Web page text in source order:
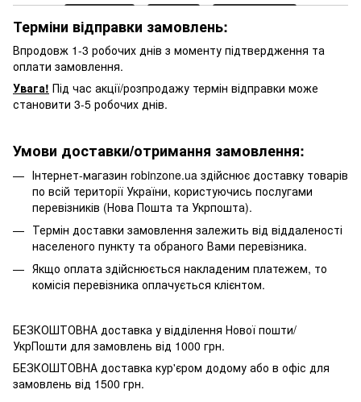
Терміни відправки замовлень:
Впродовж 1-3 робочих днів з моменту підтвердження та
оплати замовлення.
Увага! Під час акції/розпродажу термін відправки може
становити 3-5 робочих днів.
Умови доставки/отримання замовлення:
Інтернет-магазин robinzone.ua здійснює доставку товарів
по всій території України, користуючись послугами
перевізників (Нова Пошта та Укрпошта).
Термін доставки замовлення залежить від віддаленості
населеного пункту та обраного Вами перевізника.
Якщо оплата здійснюється накладеним платежем, то
комісія перевізника оплачується клієнтом.
БЕЗКОШТОВНА доставка у відділення Нової пошти/
УкрПошти для замовлень від 1000 грн.
БЕЗКОШТОВНА доставка кур'єром додому або в офіс для
замовлень від 1500 грн.